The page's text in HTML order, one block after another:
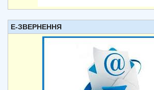
Е-ЗВЕРНЕННЯ